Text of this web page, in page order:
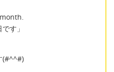
す」
(#^^#)